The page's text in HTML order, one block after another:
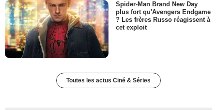
Spider-Man Brand New Day
plus fort qu'Avengers Endgame
? Les frères Russo réagissent à
cet exploit
Toutes les actus Ciné & Séries